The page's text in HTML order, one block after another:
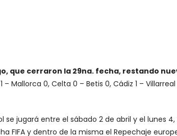
que cerraron la 29na. fecha, restando
– Mallorca 0, Celta 0 – Betis 0, Cádiz 1 –
jugará entre el sábado 2 de abril y el lunes
FIFA y dentro de la misma el Repechaje